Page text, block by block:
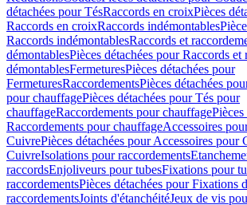
détachées pour TésRaccords en croixPièces
Raccords en croixRaccords indémontables
Raccords indémontablesRaccords et
démontablesPièces détachées pour Raccords et
démontablesFermeturesPièces détachées pour
FermeturesRaccordementsPièces détachées
pour chauffagePièces détachées pour Tés pour
chauffageRaccordements pour chauffage
Raccordements pour chauffageAccessoires
CuivrePièces détachées pour Accessoires pour
CuivreIsolations pour raccordements
raccordsEnjoliveurs pour tubesFixations pour
raccordementsPièces détachées pour Fixations
raccordementsJoints d'étanchéitéJeux de vis